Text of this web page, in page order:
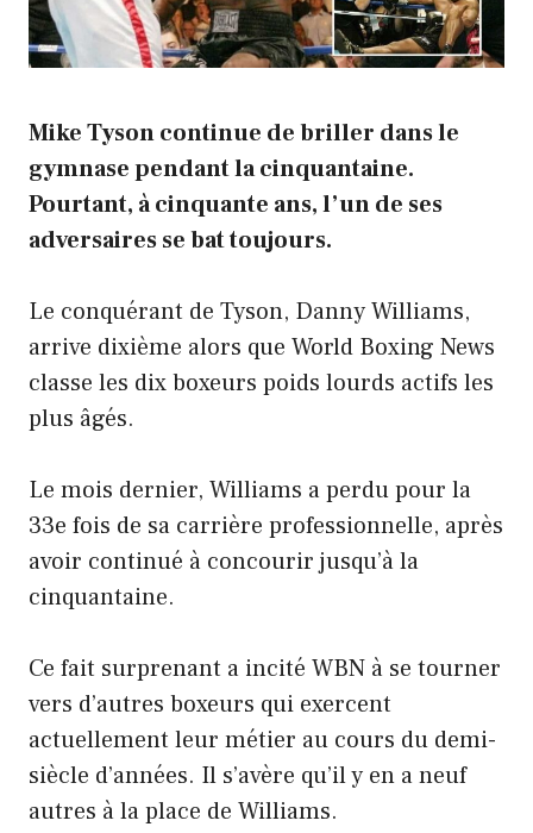
Mike Tyson continue de briller dans le
gymnase pendant la cinquantaine.
Pourtant, à cinquante ans, l’un de ses
adversaires se bat toujours.
Le conquérant de Tyson, Danny Williams,
arrive dixième alors que World Boxing News
classe les dix boxeurs poids lourds actifs les
plus âgés.
Le mois dernier, Williams a perdu pour la
33e fois de sa carrière professionnelle, après
avoir continué à concourir jusqu’à la
cinquantaine.
Ce fait surprenant a incité WBN à se tourner
vers d’autres boxeurs qui exercent
actuellement leur métier au cours du demi-
siècle d’années. Il s’avère qu’il y en a neuf
autres à la place de Williams.